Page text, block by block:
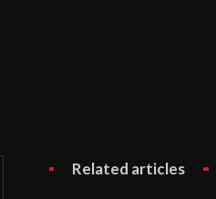
Related articles